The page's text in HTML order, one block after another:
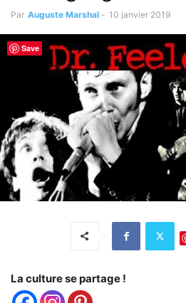
Par Auguste Marshal - 10 janvier 2019
La culture se partage !
Save